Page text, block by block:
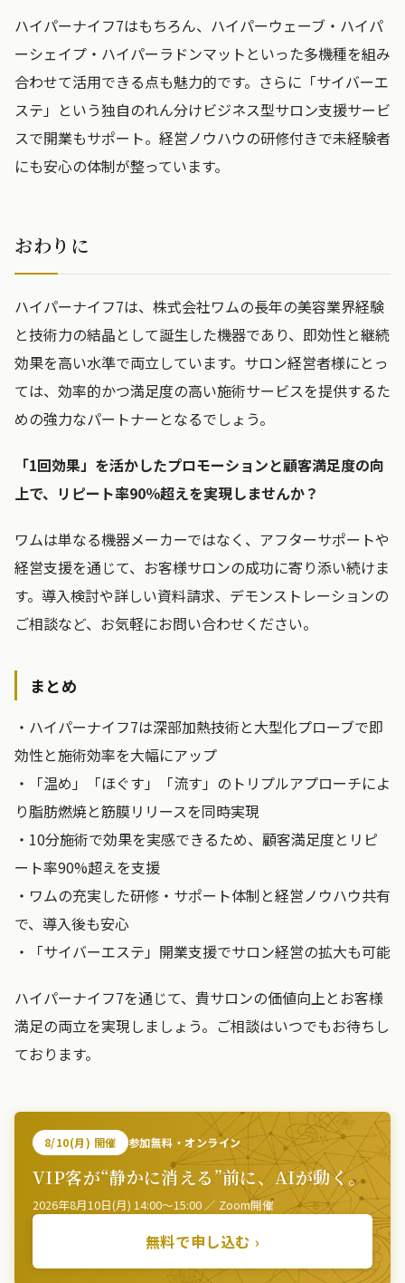
ハイパーナイフ7はもちろん、ハイパーウェーブ・ハイパ
ーシェイプ・ハイパーラドンマットといった多機種を組み
合わせて活用できる点も魅力的です。さらに「サイバーエ
ステ」という独自のれん分けビジネス型サロン支援サービ
スで開業もサポート。経営ノウハウの研修付きで未経験者
にも安心の体制が整っています。
おわりに
ハイパーナイフ7は、株式会社ワムの長年の美容業界経験
と技術力の結晶として誕生した機器であり、即効性と継続
効果を高い水準で両立しています。サロン経営者様にとっ
ては、効率的かつ満足度の高い施術サービスを提供するた
めの強力なパートナーとなるでしょう。
「1回効果」を活かしたプロモーションと顧客満足度の向
上で、リピート率90％超えを実現しませんか？
ワムは単なる機器メーカーではなく、アフターサポートや
経営支援を通じて、お客様サロンの成功に寄り添い続けま
す。導入検討や詳しい資料請求、デモンストレーションの
ご相談など、お気軽にお問い合わせください。
まとめ
・ハイパーナイフ7は深部加熱技術と大型化プローブで即
効性と施術効率を大幅にアップ
・「温め」「ほぐす」「流す」のトリプルアプローチによ
り脂肪燃焼と筋膜リリースを同時実現
・10分施術で効果を実感できるため、顧客満足度とリピ
ート率90%超えを支援
・ワムの充実した研修・サポート体制と経営ノウハウ共有
で、導入後も安心
・「サイバーエステ」開業支援でサロン経営の拡大も可能
ハイパーナイフ7を通じて、貴サロンの価値向上とお客様
満足の両立を実現しましょう。ご相談はいつでもお待ちし
ております。
8/10(月) 開催 参加無料・オンライン
VIP客が“静かに消える”前に、AIが動く。
2026年8月10日(月) 14:00〜15:00 ／ Zoom開催
無料で申し込む ›